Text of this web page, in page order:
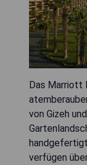
Das Marriott
von Gizeh
verfügen